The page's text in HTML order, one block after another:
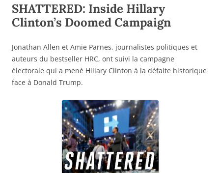
SHATTERED: Inside Hillary
Clinton’s Doomed Campaign
Jonathan Allen et Amie Parnes, journalistes politiques et
auteurs du bestseller HRC, ont suivi la campagne
électorale qui a mené Hillary Clinton à la défaite historique
face à Donald Trump.